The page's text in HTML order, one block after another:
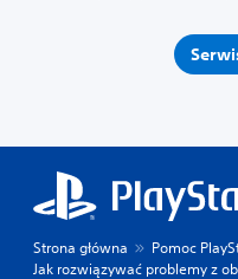
Strona główna Pomoc
Jak rozwiązywać problemy z